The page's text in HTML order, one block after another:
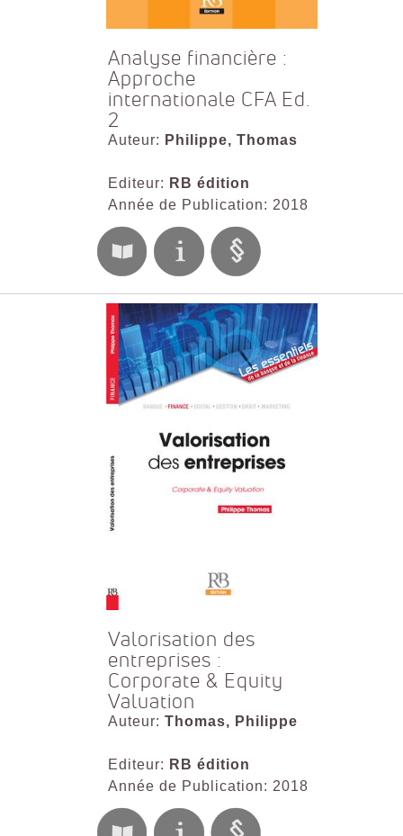
Analyse financière :
Approche
internationale CFA Ed.
2
Auteur: Philippe, Thomas
Editeur: RB édition
Année de Publication: 2018
Valorisation des
entreprises :
Corporate & Equity
Valuation
Auteur: Thomas, Philippe
Editeur: RB édition
Année de Publication: 2018